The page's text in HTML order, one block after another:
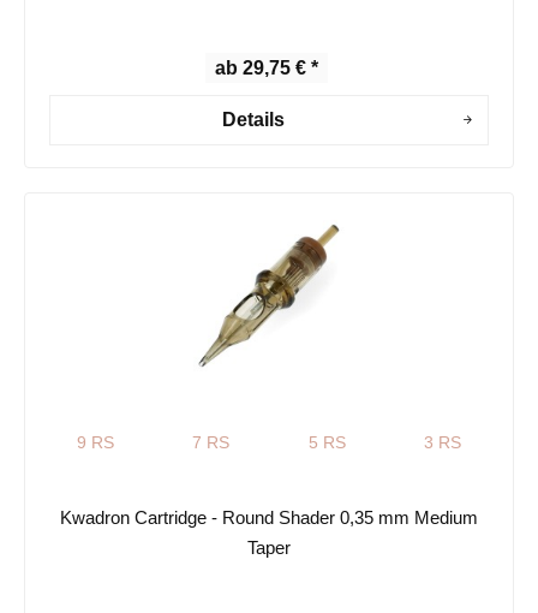
ab 29,75 € *
Details
9 RS 7 RS 5 RS 3 RS
Kwadron Cartridge - Round Shader 0,35 mm Medium
Taper